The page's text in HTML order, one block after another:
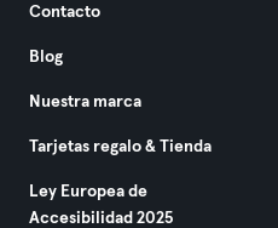
Contacto
Blog
Nuestra marca
Tarjetas regalo & Tienda
Ley Europea de
Accesibilidad 2025